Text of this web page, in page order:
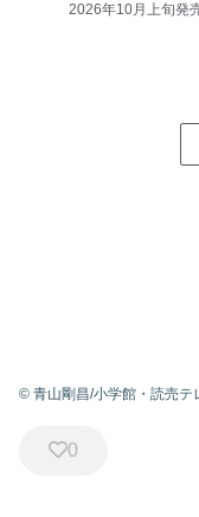
2026年10月上旬発
© 青山剛昌/小学館・読売テ
0